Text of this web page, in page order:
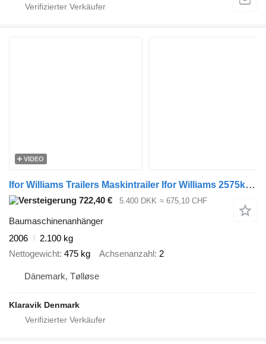
VIDEO
Ifor Williams Trailers Maskintrailer Ifor Williams 2575kg - med bremser
722,40 € 5.400 DKK ≈ 675,10 CHF
Baumaschinenanhänger
2006
2.100 kg
Nettogewicht 475 kg Achsenanzahl 2
Dänemark, Tølløse
Klaravik Denmark